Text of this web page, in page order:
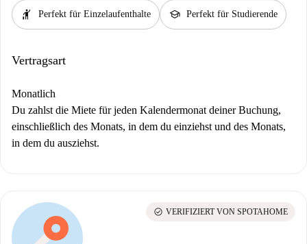
hail Perfekt für Einzelaufenthalte school Perfekt für Studierende
Vertragsart
Monatlich
Du zahlst die Miete für jeden Kalendermonat deiner Buchung,
einschließlich des Monats, in dem du einziehst und des Monats,
in dem du ausziehst.
check_circle VERIFIZIERT VON SPOTAHOME